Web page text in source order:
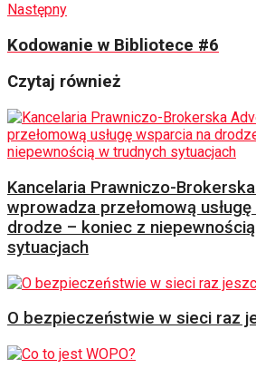
Następny
Kodowanie w Bibliotece #6
Czytaj również
Kancelaria Prawniczo-
wprowadza przełomową
drodze – koniec z
sytuacjach
O bezpieczeństwie w sieci raz